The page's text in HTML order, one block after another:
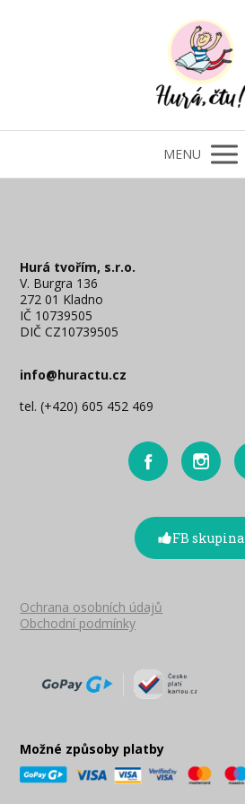
MENU
Hurá tvořím, s.r.o.
V. Burgra 136
272 01 Kladno
IČ 10739505
DIČ CZ10739505
info@huractu.cz
tel. (+420) 605 452 469
FB skupina
Ochrana osobních údajů
Obchodní podmínky
Možné způsoby platby